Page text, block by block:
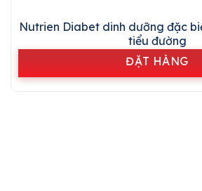
Nutrien Diabet dinh dưỡng đặc
tiểu đường
ĐẶT HÀNG